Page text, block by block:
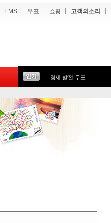
EMS 우표 쇼핑 고객의소리
경제 발전 우표